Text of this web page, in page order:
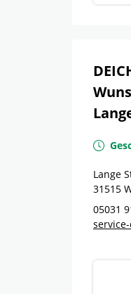
Lange
31515
05031